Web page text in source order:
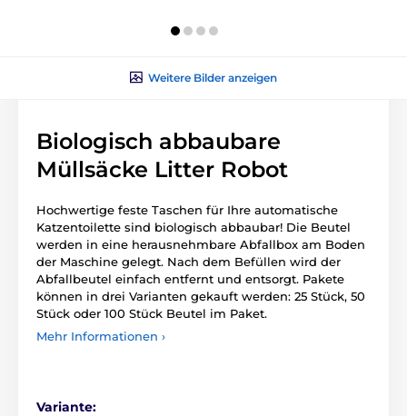
Weitere Bilder anzeigen
Biologisch abbaubare
Müllsäcke Litter Robot
Hochwertige feste Taschen für Ihre automatische
Katzentoilette sind biologisch abbaubar! Die Beutel
werden in eine herausnehmbare Abfallbox am Boden
der Maschine gelegt. Nach dem Befüllen wird der
Abfallbeutel einfach entfernt und entsorgt. Pakete
können in drei Varianten gekauft werden: 25 Stück, 50
Stück oder 100 Stück Beutel im Paket.
Mehr Informationen ›
Variante: